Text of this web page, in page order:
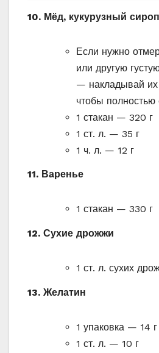
10. Мёд, кукурузный сироп
Если нужно
или другую
— накладывай их
чтобы полностью
1 стакан — 320 г
1 ст. л. — 35 г
1 ч. л. — 12 г
11. Варенье
1 стакан — 330 г
12. Сухие дрожжи
1 ст. л. сухих
13. Желатин
1 упаковка — 14 г
1 ст. л. — 10 г